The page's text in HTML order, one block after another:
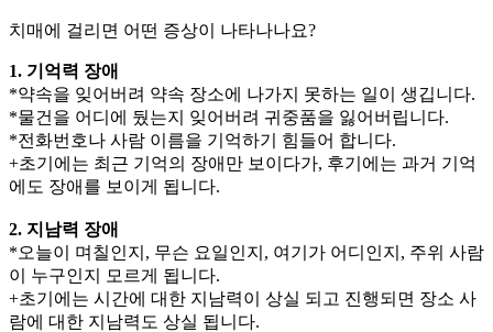
치매에 걸리면 어떤 증상이 나타나나요?
1. 기억력 장애
*약속을 잊어버려 약속 장소에 나가지 못하는 일이 생깁니다.
*물건을 어디에 뒀는지 잊어버려 귀중품을 잃어버립니다.
*전화번호나 사람 이름을 기억하기 힘들어 합니다.
+초기에는 최근 기억의 장애만 보이다가, 후기에는 과거 기억
에도 장애를 보이게 됩니다.
2. 지남력 장애
*오늘이 며칠인지, 무슨 요일인지, 여기가 어디인지, 주위 사람
이 누구인지 모르게 됩니다.
+초기에는 시간에 대한 지남력이 상실 되고 진행되면 장소 사
람에 대한 지남력도 상실 됩니다.